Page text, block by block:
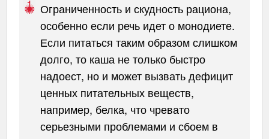
Ограниченность и скудность рациона,
особенно если речь идет о монодиете.
Если питаться таким образом слишком
долго, то каша не только быстро
надоест, но и может вызвать дефицит
ценных питательных веществ,
например, белка, что чревато
серьезными проблемами и сбоем в